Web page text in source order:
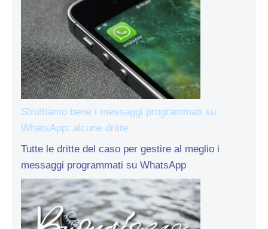
Sfruttiamo bene i messaggi programmati su
WhatsApp: alcune dritte
Tutte le dritte del caso per gestire al meglio i
messaggi programmati su WhatsApp